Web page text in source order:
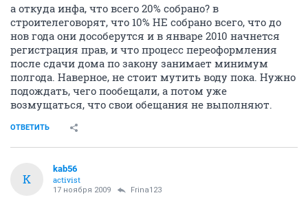
а откуда инфа, что всего 20% собрано? в
строителеговорят, что 10% НЕ собрано всего, что до
нов года они дособерутся и в январе 2010 начнется
регистрация прав, и что процесс переоформления
после сдачи дома по закону занимает минимум
полгода. Наверное, не стоит мутить воду пока. Нужно
подождать, чего пообещали, а потом уже
возмущаться, что свои обещания не выполняют.
ОТВЕТИТЬ
K
kab56
activist
17 ноября 2009 Frina123